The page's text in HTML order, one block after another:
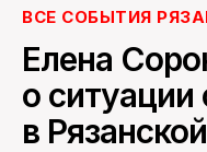
ВСЕ СОБЫТИЯ
Елена
о ситуации
в